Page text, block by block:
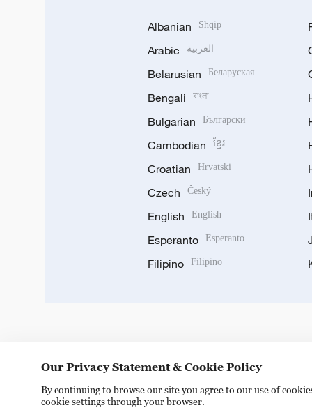
Albanian Shqip
Arabic العربية
Belarusian Беларуская
Bengali বাংলা
Bulgarian Български
Cambodian ខ្មែរ
Croatian Hrvatski
Czech Český
English English
Esperanto Esperanto
Filipino Filipino
Our Privacy Statement & Cookie Policy
By continuing to browse our site you agree to our use of
cookie settings through your browser.